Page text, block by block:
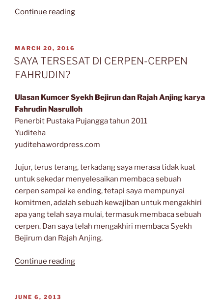
Continue reading“Tiga
POSTED
ON
MARCH 20, 2016
SAYA TERSESAT DI CERPEN-CERPEN
FAHRUDIN?
Ulasan Kumcer Syekh Bejirun dan Rajah Anjing karya
Fahrudin Nasrulloh
Penerbit Pustaka Pujangga tahun 2011
Yuditeha
yuditeha.wordpress.com
Jujur, terus terang, terkadang saya merasa tidak kuat
untuk sekedar menyelesaikan membaca sebuah
cerpen sampai ke ending, tetapi saya mempunyai
komitmen, adalah sebuah kewajiban untuk mengakhiri
apa yang telah saya mulai, termasuk membaca sebuah
cerpen. Dan saya telah mengakhiri membaca Syekh
Bejirum dan Rajah Anjing.
Continue reading“SAYA
POSTED
JUNE 6, 2013